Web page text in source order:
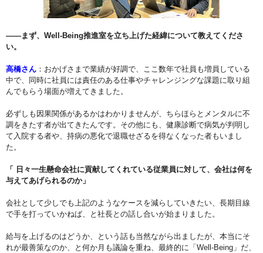
――まず、Well-Being推進室を立ち上げた経緯について教えてくださ
い。
高橋さん ：おかげさまで業績が好調で、ここ数年で社員も増員している
中で、同時に社員には責任のある仕事やチャレンジングな課題に取り組
んでもらう場面が増えてきました。
必ずしも因果関係があるかはわかりませんが、ちらほらとメンタルに不
調をきたす者が出てきたんです。その他にも、健康診断で病気が判明し
て入院する者や、持病の悪化で退職せざるを得なくなった者もいまし
た。
「 日々一生懸命会社に貢献してくれている従業員に対して、会社は何を
与えてあげられるのか」
会社として少しでも上記のようなケースを減らしていきたい、長期目線
で手を打っていかねば、と社長との話し合いが始まりました。
給与を上げるのはどうか、という話も当然ながら出ましたが、本当にそ
れが最善策なのか、と何か月も議論を重ね、最終的に「Well-Being」だ、